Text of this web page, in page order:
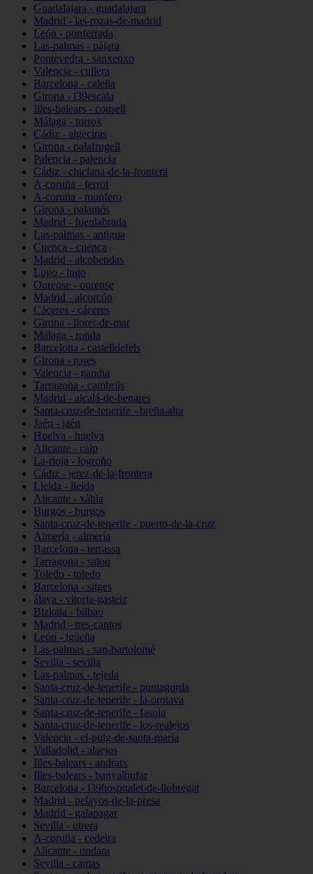
Guadalajara - guadalajara
Madrid - las-rozas-de-madrid
León - ponferrada
Las-palmas - pájara
Pontevedra - sanxenxo
Valencia - cullera
Barcelona - calella
Girona - l39escala
Illes-balears - consell
Málaga - torrox
Cádiz - algeciras
Girona - palafrugell
Palencia - palencia
Cádiz - chiclana-de-la-frontera
A-coruña - ferrol
A-coruña - monfero
Girona - palamós
Madrid - fuenlabrada
Las-palmas - antigua
Cuenca - cuenca
Madrid - alcobendas
Lugo - lugo
Ourense - ourense
Madrid - alcorcón
Cáceres - cáceres
Girona - lloret-de-mar
Málaga - ronda
Barcelona - castelldefels
Girona - roses
Valencia - gandia
Tarragona - cambrils
Madrid - alcalá-de-henares
Santa-cruz-de-tenerife - breña-alta
Jaén - jaén
Huelva - huelva
Alicante - calp
La-rioja - logroño
Cádiz - jerez-de-la-frontera
Lleida - lleida
Alicante - xàbia
Burgos - burgos
Santa-cruz-de-tenerife - puerto-de-la-cruz
Almería - almería
Barcelona - terrassa
Tarragona - salou
Toledo - toledo
Barcelona - sitges
álava - vitoria-gasteiz
Bizkaia - bilbao
Madrid - tres-cantos
León - igüeña
Las-palmas - san-bartolomé
Sevilla - sevilla
Las-palmas - tejeda
Santa-cruz-de-tenerife - puntagorda
Santa-cruz-de-tenerife - la-orotava
Santa-cruz-de-tenerife - fasnia
Santa-cruz-de-tenerife - los-realejos
Valencia - el-puig-de-santa-maría
Valladolid - alaejos
Illes-balears - andratx
Illes-balears - banyalbufar
Barcelona - l39hospitalet-de-llobregat
Madrid - pelayos-de-la-presa
Madrid - galapagar
Sevilla - utrera
A-coruña - cedeira
Alicante - ondara
Sevilla - camas